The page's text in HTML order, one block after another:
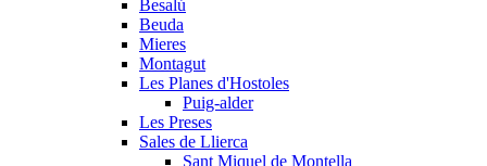
Besalú
Beuda
Mieres
Montagut
Les Planes d'Hostoles
Puig-alder
Les Preses
Sales de Llierca
Sant Miquel de Montella